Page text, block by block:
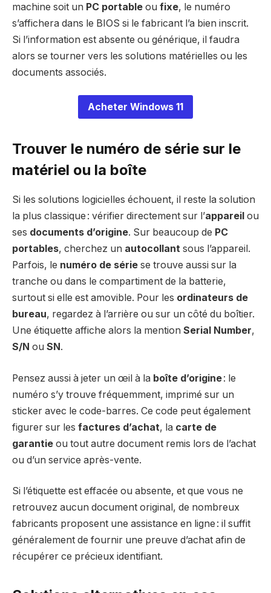
machine soit un PC portable ou fixe, le numéro
s’affichera dans le BIOS si le fabricant l’a bien inscrit.
Si l’information est absente ou générique, il faudra
alors se tourner vers les solutions matérielles ou les
documents associés.
Acheter Windows 11
Trouver le numéro de série sur le
matériel ou la boîte
Si les solutions logicielles échouent, il reste la solution
la plus classique : vérifier directement sur l’appareil ou
ses documents d’origine. Sur beaucoup de PC
portables, cherchez un autocollant sous l’appareil.
Parfois, le numéro de série se trouve aussi sur la
tranche ou dans le compartiment de la batterie,
surtout si elle est amovible. Pour les ordinateurs de
bureau, regardez à l’arrière ou sur un côté du boîtier.
Une étiquette affiche alors la mention Serial Number,
S/N ou SN .
Pensez aussi à jeter un œil à la boîte d’origine: le
numéro s’y trouve fréquemment, imprimé sur un
sticker avec le code-barres. Ce code peut également
figurer sur les factures d’achat, la carte de
garantie ou tout autre document remis lors de l’achat
ou d’un service après-vente.
Si l’étiquette est effacée ou absente, et que vous ne
retrouvez aucun document original, de nombreux
fabricants proposent une assistance en ligne : il suffit
généralement de fournir une preuve d’achat afin de
récupérer ce précieux identifiant.